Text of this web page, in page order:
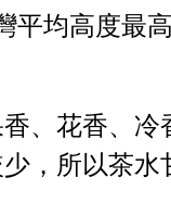
均高度最
、花香、
，所以茶水